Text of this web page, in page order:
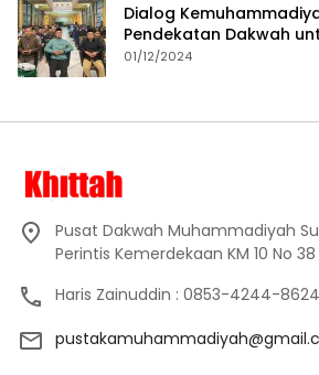
Dialog
Pendekatan Dakwah
01/12/2024
Pusat Dakwah Muhammadiyah
Perintis Kemerdekaan KM 10 No
Haris Zainuddin : 0853-4244-8624